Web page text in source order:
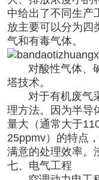
中给出了不同生产
放主要可以分为四
气和有毒气体。
对酸性气体、碱
塔技术。
对于有机废气采
理方法。因为半导
量大（通常大于
25ppmv）的特点
满意的处理效率。
七、电气工程